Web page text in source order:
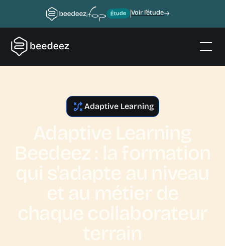
Voir l’étude
Adaptive Learning
Adaptive Learning
Beedeez : la formation
qui s'adapte au niveau
et au métier de
chaque collaborateur
terrain